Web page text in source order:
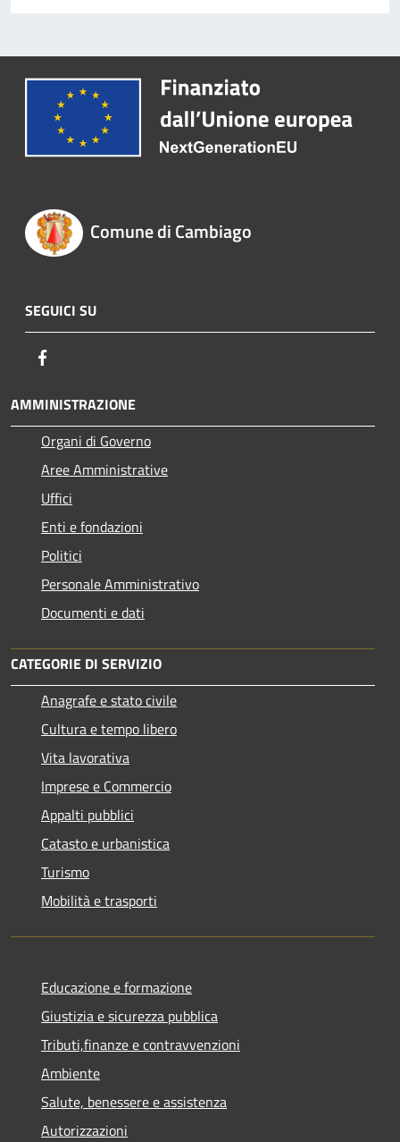
Comune di Cambiago
SEGUICI SU
AMMINISTRAZIONE
Organi di Governo
Aree Amministrative
Uffici
Enti e fondazioni
Politici
Personale Amministrativo
Documenti e dati
CATEGORIE DI SERVIZIO
Anagrafe e stato civile
Cultura e tempo libero
Vita lavorativa
Imprese e Commercio
Appalti pubblici
Catasto e urbanistica
Turismo
Mobilità e trasporti
Educazione e formazione
Giustizia e sicurezza pubblica
Tributi,finanze e contravvenzioni
Ambiente
Salute, benessere e assistenza
Autorizzazioni